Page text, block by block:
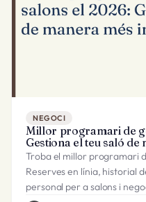
NEGOCI
Millor programari de
Gestiona el teu saló de
Troba el millor programari
Reserves en línia, historial
personal per a salons i